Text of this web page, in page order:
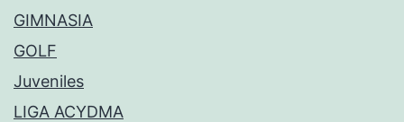
GIMNASIA
GOLF
Juveniles
LIGA ACYDMA